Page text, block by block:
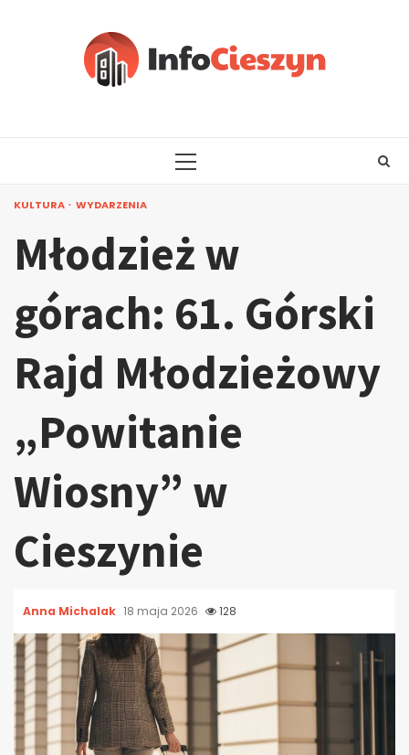
PRIMARY
KULTURA WYDARZENIA
Młodzież w
górach: 61. Górski
Rajd Młodzieżowy
„Powitanie
Wiosny” w
Cieszynie
Anna Michalak 18 maja 2026 128